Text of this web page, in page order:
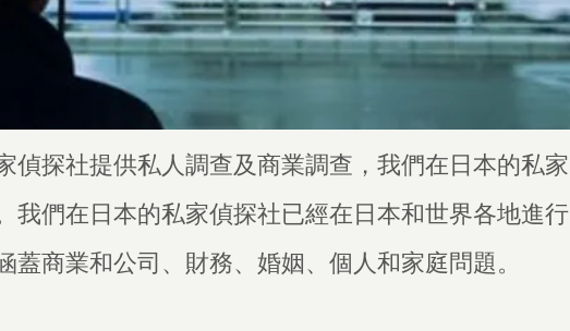
偵探社提供私人調查及商業調查，我們在日本的私家
我們在日本的私家偵探社已經在日本和世界各地進行
蓋商業和公司、財務、婚姻、個人和家庭問題。